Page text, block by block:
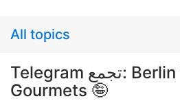
All topics
Telegram تجمع: Berlin Weed for
Gourmets 🤪